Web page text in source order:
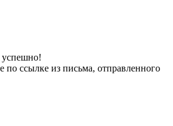
успешно!
по ссылке из письма, отправленного